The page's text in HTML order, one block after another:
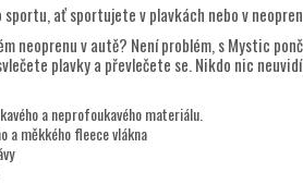
sportu, ať sportujete v plavkách nebo v
neoprenu v autě? Není problém, s Mystic
plavky a převlečete se. Nikdo nic neuvidí.
a neprofoukavého materiálu.
a měkkého fleece vlákna